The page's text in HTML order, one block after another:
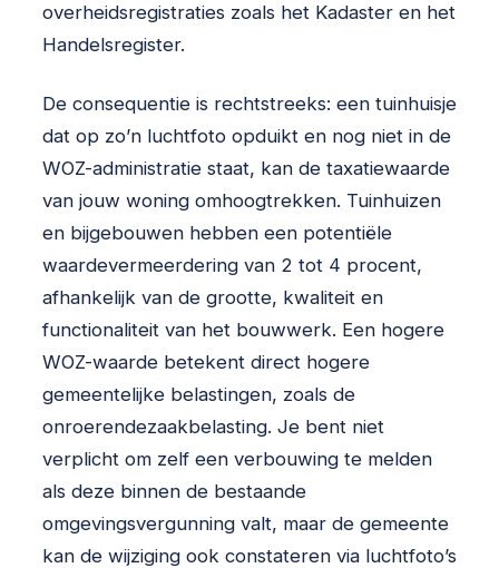
overheidsregistraties zoals het Kadaster en het
Handelsregister.
De consequentie is rechtstreeks: een tuinhuisje
dat op zo’n luchtfoto opduikt en nog niet in de
WOZ-administratie staat, kan de taxatiewaarde
van jouw woning omhoogtrekken. Tuinhuizen
en bijgebouwen hebben een potentiële
waardevermeerdering van 2 tot 4 procent,
afhankelijk van de grootte, kwaliteit en
functionaliteit van het bouwwerk. Een hogere
WOZ-waarde betekent direct hogere
gemeentelijke belastingen, zoals de
onroerendezaakbelasting. Je bent niet
verplicht om zelf een verbouwing te melden
als deze binnen de bestaande
omgevingsvergunning valt, maar de gemeente
kan de wijziging ook constateren via luchtfoto’s